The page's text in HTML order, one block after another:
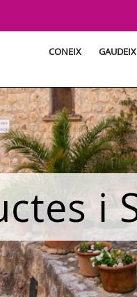
CONEIX GAUDEIX
i